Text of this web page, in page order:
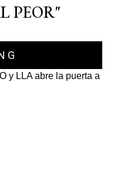
PEOR"